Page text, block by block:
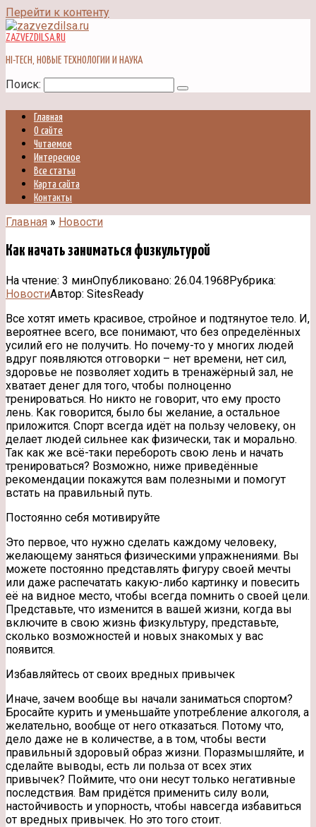
Перейти к контенту
ZAZVEZDILSA.RU
HI-TECH, НОВЫЕ ТЕХНОЛОГИИ И НАУКА
Поиск:
Главная
О сайте
Читаемое
Интересное
Все статьи
Карта сайта
Контакты
Главная » Новости
Как начать заниматься физкультурой
На чтение: 3 минОпубликовано: 26.04.1968Рубрика:
НовостиАвтор: SitesReady
Все хотят иметь красивое, стройное и подтянутое тело. И,
вероятнее всего, все понимают, что без определённых
усилий его не получить. Но почему-то у многих людей
вдруг появляются отговорки – нет времени, нет сил,
здоровье не позволяет ходить в тренажёрный зал, не
хватает денег для того, чтобы полноценно
тренироваться. Но никто не говорит, что ему просто
лень. Как говорится, было бы желание, а остальное
приложится. Спорт всегда идёт на пользу человеку, он
делает людей сильнее как физически, так и морально.
Так как же всё-таки перебороть свою лень и начать
тренироваться? Возможно, ниже приведённые
рекомендации покажутся вам полезными и помогут
встать на правильный путь.
Постоянно себя мотивируйте
Это первое, что нужно сделать каждому человеку,
желающему заняться физическими упражнениями. Вы
можете постоянно представлять фигуру своей мечты
или даже распечатать какую-либо картинку и повесить
её на видное место, чтобы всегда помнить о своей цели.
Представьте, что изменится в вашей жизни, когда вы
включите в свою жизнь физкультуру, представьте,
сколько возможностей и новых знакомых у вас
появится.
Избавляйтесь от своих вредных привычек
Иначе, зачем вообще вы начали заниматься спортом?
Бросайте курить и уменьшайте употребление алкоголя, а
желательно, вообще от него отказаться. Потому что,
дело даже не в количестве, а в том, чтобы вести
правильный здоровый образ жизни. Поразмышляйте, и
сделайте выводы, есть ли польза от всех этих
привычек? Поймите, что они несут только негативные
последствия. Вам придётся применить силу воли,
настойчивость и упорность, чтобы навсегда избавиться
от вредных привычек. Но это того стоит.